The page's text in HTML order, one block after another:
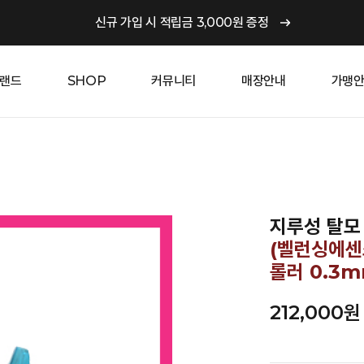
신규 가입 시 적립금 3,000원 증정
드 SHOP 커뮤니티 매장안내 가맹
지루성 탈
(벨런싱에
롤러
212,000원